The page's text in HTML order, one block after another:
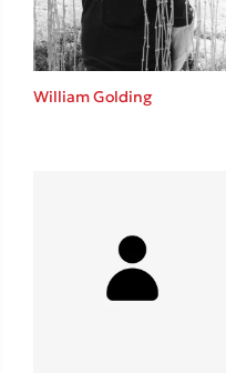
Παύλος Καστανάς
El Sombrero
Στέφανος Ξενάκης
Sebastian Fitzek
Benzamin Bécue
Rebecca Yarros
William Golding